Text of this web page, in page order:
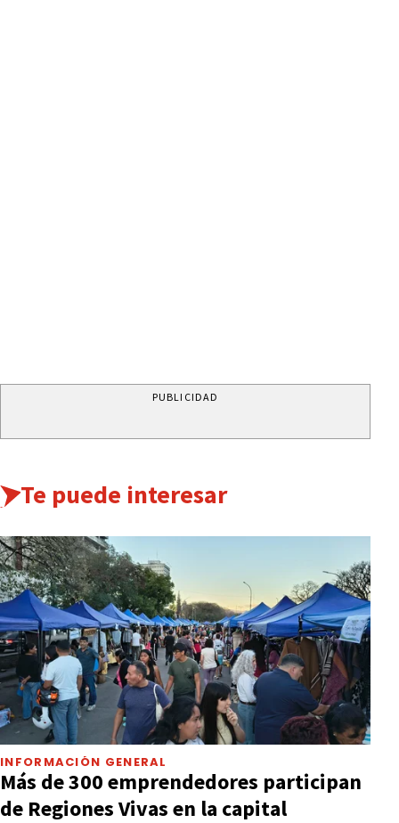
PUBLICIDAD
Te puede interesar
INFORMACIÓN GENERAL
Más de 300 emprendedores participan
de Regiones Vivas en la capital